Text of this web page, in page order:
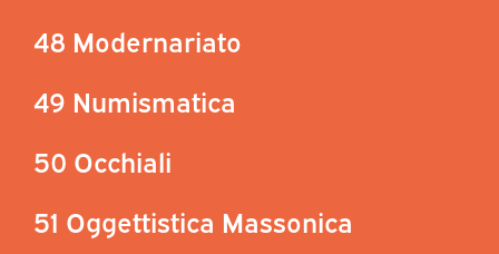
48 Modernariato
49 Numismatica
50 Occhiali
51 Oggettistica Massonica